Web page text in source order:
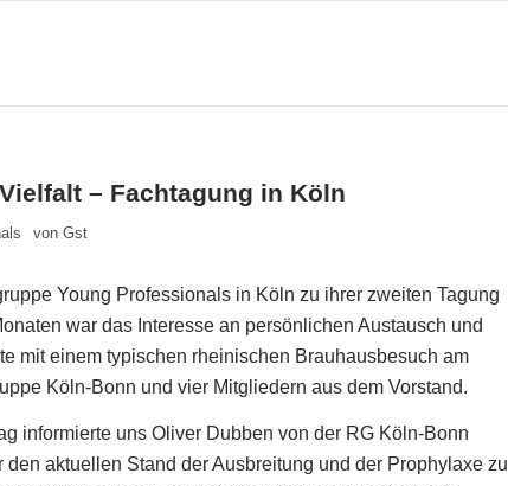
– Fachtagung in Köln
von Gst
Young Professionals in Köln zu ihrer zweiten Tagung
war das Interesse an persönlichen Austausch und
mit einem typischen rheinischen Brauhausbesuch am
Köln-Bonn und vier Mitgliedern aus dem Vorstand.
informierte uns Oliver Dubben von der RG Köln-Bonn
den aktuellen Stand der Ausbreitung und der Prophylaxe zu